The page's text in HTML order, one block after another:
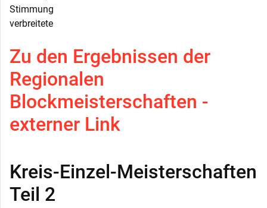
Stimmung
verbreitete
Zu den Ergebnissen der
Regionalen
Blockmeisterschaften -
externer Link
Kreis-Einzel-Meisterschaften
Teil 2